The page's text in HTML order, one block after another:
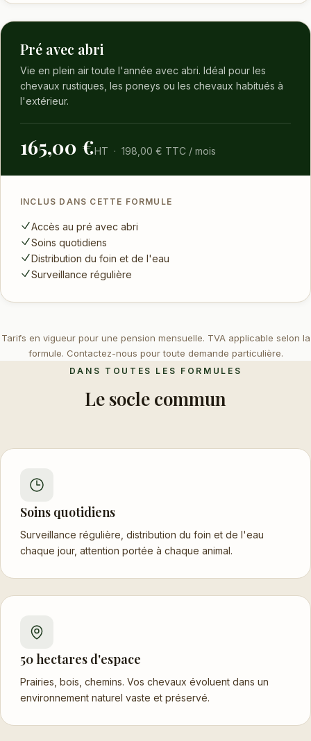
Pré avec abri
Vie en plein air toute l'année avec abri. Idéal pour les
chevaux rustiques, les poneys ou les chevaux habitués à
l'extérieur.
165,00 €HT · 198,00 € TTC / mois
INCLUS DANS CETTE FORMULE
Accès au pré avec abri
Soins quotidiens
Distribution du foin et de l'eau
Surveillance régulière
Tarifs en vigueur pour une pension mensuelle. TVA applicable selon la
formule. Contactez-nous pour toute demande particulière.
DANS TOUTES LES FORMULES
Le socle commun
Soins quotidiens
Surveillance régulière, distribution du foin et de l'eau
chaque jour, attention portée à chaque animal.
50 hectares d'espace
Prairies, bois, chemins. Vos chevaux évoluent dans un
environnement naturel vaste et préservé.